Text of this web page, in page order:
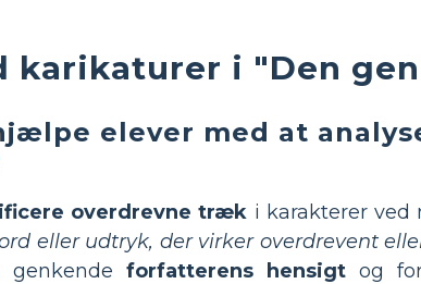
karikaturer i "Den
elever med at
overdrevne træk i karakterer ved
eller udtryk, der virker overdrevent
forfatterens hensigt og